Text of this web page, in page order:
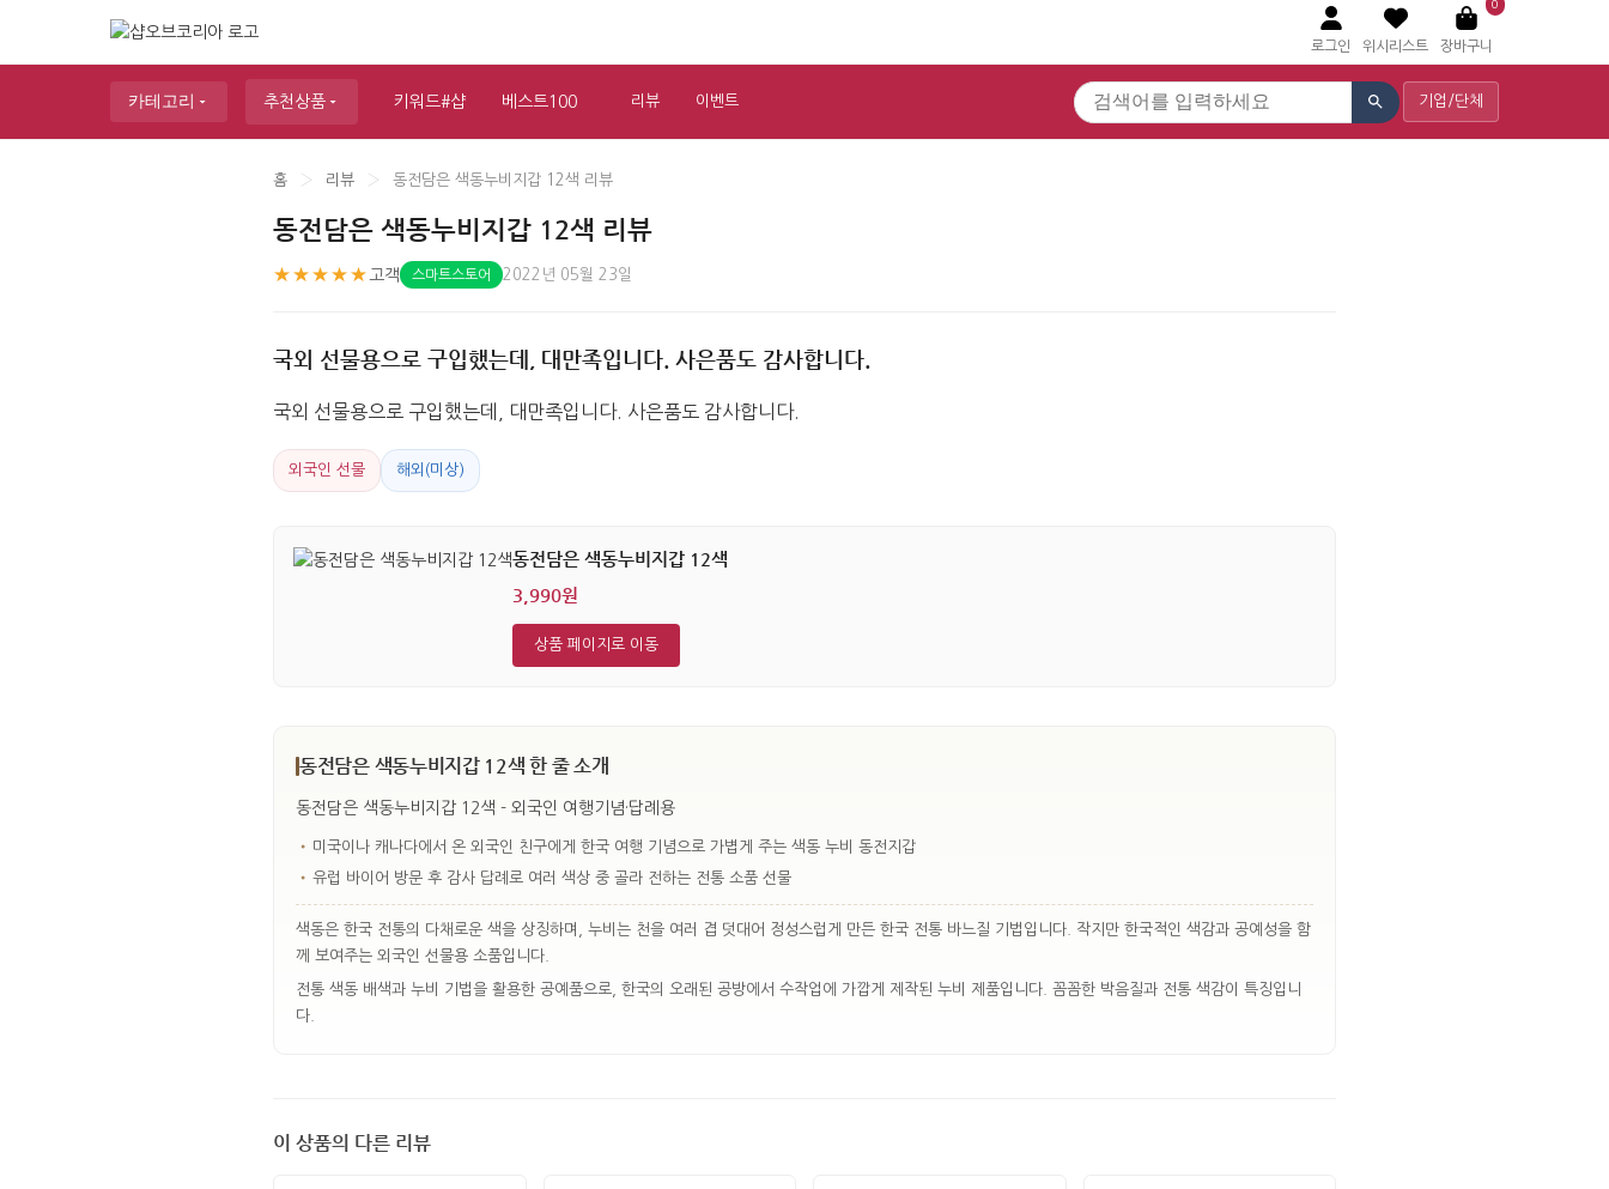
로그인 위시리스트
0
장바구니
카테고리 추천상품 키워드#샵 베스트100 리뷰 이벤트 기업/단체
홈 › 리뷰 › 동전담은 색동누비지갑 12색 리뷰
동전담은 색동누비지갑 12색 리뷰
★★★★★ 고객 스마트스토어 2022년 05월 23일
국외 선물용으로 구입했는데, 대만족입니다. 사은품도 감사합니다.
국외 선물용으로 구입했는데, 대만족입니다. 사은품도 감사합니다.
외국인 선물 해외(미상)
동전담은 색동누비지갑 12색
3,990원
상품 페이지로 이동
동전담은 색동누비지갑 12색 한 줄 소개
동전담은 색동누비지갑 12색 - 외국인 여행기념·답례용
• 미국이나 캐나다에서 온 외국인 친구에게 한국 여행 기념으로 가볍게 주는 색동 누비 동전지갑
• 유럽 바이어 방문 후 감사 답례로 여러 색상 중 골라 전하는 전통 소품 선물
색동은 한국 전통의 다채로운 색을 상징하며, 누비는 천을 여러 겹 덧대어 정성스럽게 만든 한국 전통 바느질 기법입니다. 작지만 한국적인 색감과 공예성을 함
께 보여주는 외국인 선물용 소품입니다.
전통 색동 배색과 누비 기법을 활용한 공예품으로, 한국의 오래된 공방에서 수작업에 가깝게 제작된 누비 제품입니다. 꼼꼼한 박음질과 전통 색감이 특징입니
다.
이 상품의 다른 리뷰